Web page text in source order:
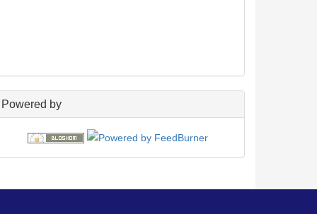
日々の出来事 160
電子書籍
Powered by